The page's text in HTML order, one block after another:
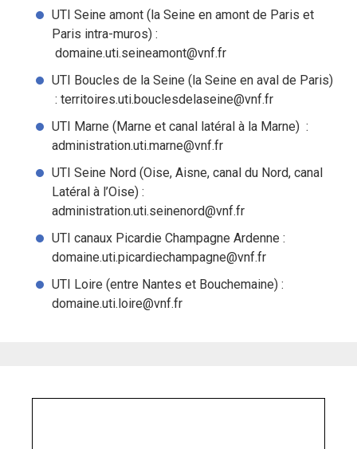
UTI Seine amont (la Seine en amont de Paris et
Paris intra-muros) :
domaine.uti.seineamont@vnf.fr
UTI Boucles de la Seine (la Seine en aval de Paris)
: territoires.uti.bouclesdelaseine@vnf.fr
UTI Marne (Marne et canal latéral à la Marne) :
administration.uti.marne@vnf.fr
UTI Seine Nord (Oise, Aisne, canal du Nord, canal
Latéral à l’Oise) :
administration.uti.seinenord@vnf.fr
UTI canaux Picardie Champagne Ardenne :
domaine.uti.picardiechampagne@vnf.fr
UTI Loire (entre Nantes et Bouchemaine) :
domaine.uti.loire@vnf.fr